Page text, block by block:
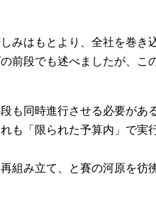
みはもとより、全社を巻き
前段でも述べましたが、こ
も同時進行させる必要があ
も「限られた予算内」で実
組み立て、と賽の河原を彷